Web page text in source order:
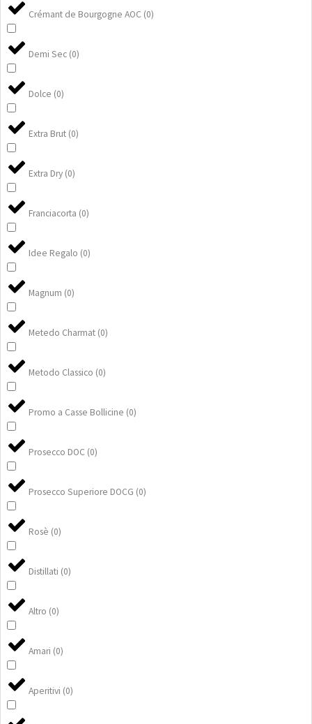
Crémant de Bourgogne AOC (0)
Demi Sec (0)
Dolce (0)
Extra Brut (0)
Extra Dry (0)
Franciacorta (0)
Idee Regalo (0)
Magnum (0)
Metedo Charmat (0)
Metodo Classico (0)
Promo a Casse Bollicine (0)
Prosecco DOC (0)
Prosecco Superiore DOCG (0)
Rosè (0)
Distillati (0)
Altro (0)
Amari (0)
Aperitivi (0)